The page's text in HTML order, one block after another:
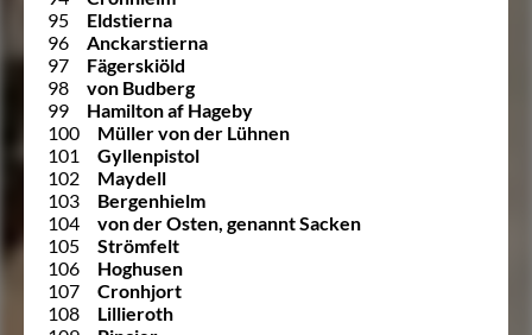
95
Eldstierna
96
Anckarstierna
97
Fägerskiöld
98
von Budberg
99
Hamilton af Hageby
100
Müller von der Lühnen
101
Gyllenpistol
102
Maydell
103
Bergenhielm
104
von der Osten, genannt Sacken
105
Strömfelt
106
Hoghusen
107
Cronhjort
108
Lillieroth